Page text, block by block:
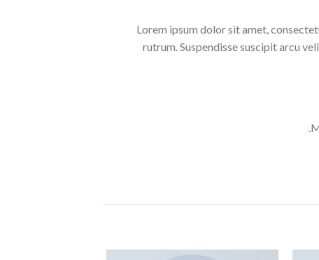
Lorem ipsum dolor sit amet,
rutrum. Suspendisse suscipit arcu